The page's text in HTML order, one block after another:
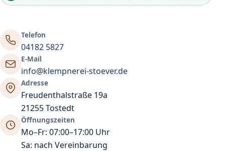
Telefon
04182 5827
E-Mail
info@klempnerei-stoever.de
Adresse
Freudenthalstraße 19a
21255 Tostedt
Öffnungszeiten
Mo–Fr: 07:00–17:00 Uhr
Sa: nach Vereinbarung